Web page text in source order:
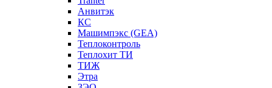
Анвитэк
КС
Машимпэкс (GEA)
Теплоконтроль
Теплохит ТИ
ТИЖ
Этра